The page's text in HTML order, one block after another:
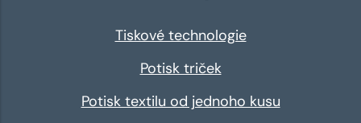
Tiskové technologie
Potisk triček
Potisk textilu od jednoho kusu